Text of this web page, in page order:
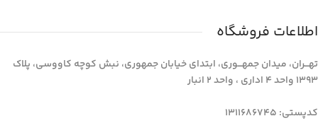
اطلاعات فروشگاه
تهـــران، میدان جمهـــوری، ابتدای خیابان جمهوری، نبش کوچه کاووسی، پلاک
1393 واحد 4 اداری ، واحد 2 انبار
کدپستی: 1311686745